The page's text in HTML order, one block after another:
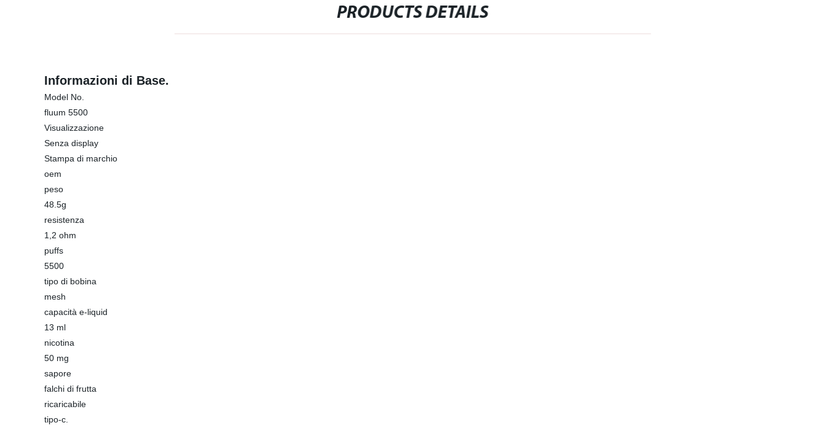
PRODUCTS DETAILS
Informazioni di Base.
Model No.
fluum 5500
Visualizzazione
Senza display
Stampa di marchio
oem
peso
48.5g
resistenza
1,2 ohm
puffs
5500
tipo di bobina
mesh
capacità e-liquid
13 ml
nicotina
50 mg
sapore
falchi di frutta
ricaricabile
tipo-c.